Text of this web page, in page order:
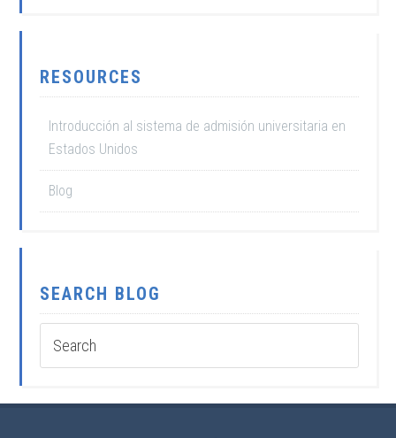
RESOURCES
Introducción al sistema de admisión universitaria en
Estados Unidos
Blog
SEARCH BLOG